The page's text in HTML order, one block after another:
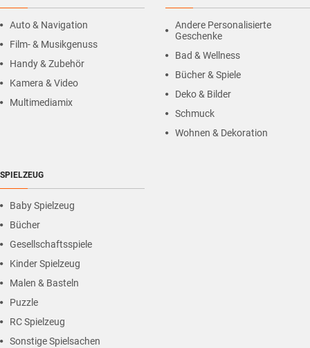
Auto & Navigation
Film- & Musikgenuss
Handy & Zubehör
Kamera & Video
Multimediamix
Andere Personalisierte
Geschenke
Bad & Wellness
Bücher & Spiele
Deko & Bilder
Schmuck
Wohnen & Dekoration
SPIELZEUG
Baby Spielzeug
Bücher
Gesellschaftsspiele
Kinder Spielzeug
Malen & Basteln
Puzzle
RC Spielzeug
Sonstige Spielsachen